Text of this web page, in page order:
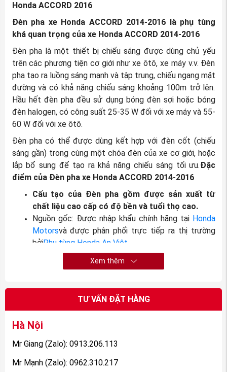
Honda ACCORD 2016
Đèn pha xe Honda ACCORD 2014-2016 là phụ tùng
khá quan trọng của xe Honda ACCORD 2014-2016
Đèn pha là một thiết bị chiếu sáng được dùng chủ yếu
trên các phương tiện cơ giới như xe ôtô, xe máy v.v. Đèn
pha tạo ra luồng sáng mạnh và tập trung, chiếu ngang mặt
đường và có khả năng chiếu sáng khoảng 100m trở lên.
Hầu hết đèn pha đều sử dụng bóng đèn sợi hoặc bóng
đèn halogen, có công suất 25-35 W đối với xe máy và 55-
60 W đối với xe ôtô.
Đèn pha có thể được dùng kết hợp với đèn cốt (chiếu
sáng gần) trong cùng một chóa đèn của xe cơ giới, hoặc
lắp bổ sung để tạo ra khả năng chiếu sáng tối ưu.Đặc
điểm của Đèn pha xe Honda ACCORD 2014-2016
Cấu tạo của Đèn pha gồm được sản xuất từ
chất liệu cao cấp có độ bền và tuổi thọ cao.
Nguồn gốc: Được nhập khẩu chính hãng tại Honda
Motorsvà được phân phối trực tiếp ra thị trường
bởiPhụ tùng Honda An Việt
(Đèn pha xe Honda ACCORD 2014-2016 nguồn
Xem thêm
TƯ VẤN ĐẶT HÀNG
Hà Nội
Mr Giang (Zalo): 0913.206.113
Mr Mạnh (Zalo): 0962.310.217